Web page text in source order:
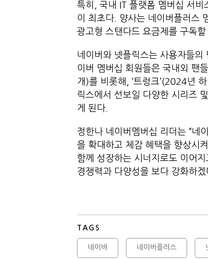
특히, 국내 IT 플랫폼 멤버십 서비
이 최초다. 양사는 네이버플러스
광고형 스탠다드 요금제를 구독할
네이버와 넷플릭스는 사용자들의
이버 멤버십 회원들은 국내외 팬
개)를 비롯해, ‘트렁크’(2024년
릭스에서 선보일 다양한 시리즈
게 된다.
정한나 네이버멤버십 리더는 “네
을 확대하고 체감 혜택을 향상시
함께 성장하는 시너지로도 이어
경쟁력과 다양성을 보다 강화하겠
TAGS
네이바 네이버플러스